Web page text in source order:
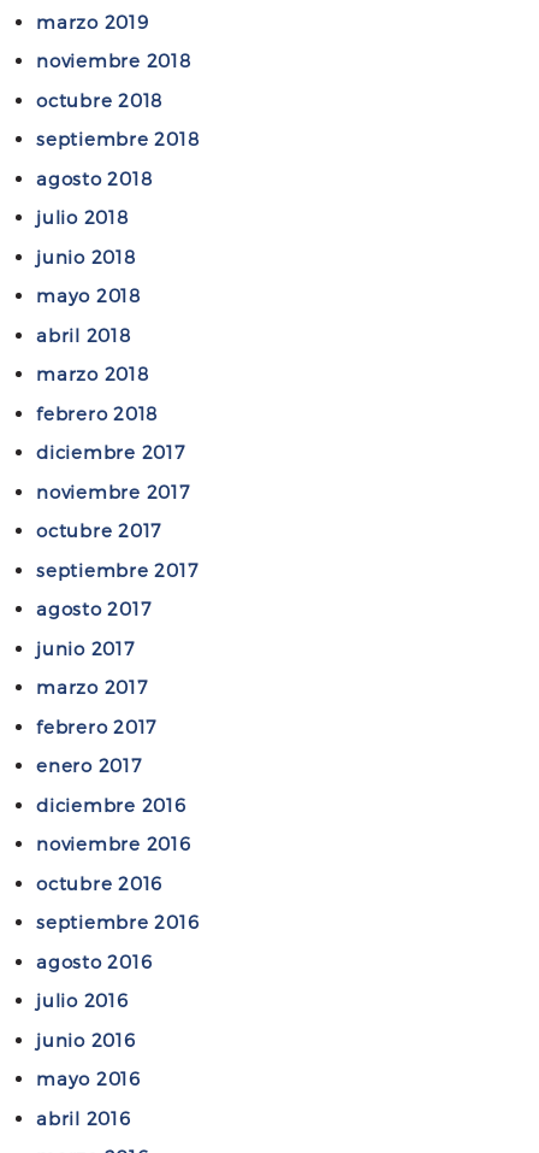
marzo 2019
noviembre 2018
octubre 2018
septiembre 2018
agosto 2018
julio 2018
junio 2018
mayo 2018
abril 2018
marzo 2018
febrero 2018
diciembre 2017
noviembre 2017
octubre 2017
septiembre 2017
agosto 2017
junio 2017
marzo 2017
febrero 2017
enero 2017
diciembre 2016
noviembre 2016
octubre 2016
septiembre 2016
agosto 2016
julio 2016
junio 2016
mayo 2016
abril 2016